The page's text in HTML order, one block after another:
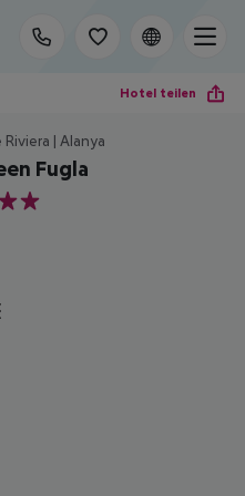
Hotel teilen
Riviera | Alanya
Fugla